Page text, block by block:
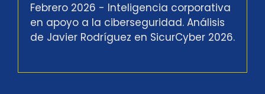
Febrero 2026 - Inteligencia corporativa
en apoyo a la ciberseguridad. Análisis
de Javier Rodríguez en SicurCyber 2026.